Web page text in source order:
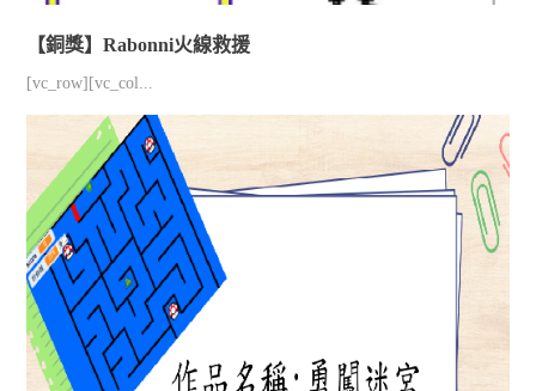
【銅獎】Rabonni火線救援
[vc_row][vc_col...